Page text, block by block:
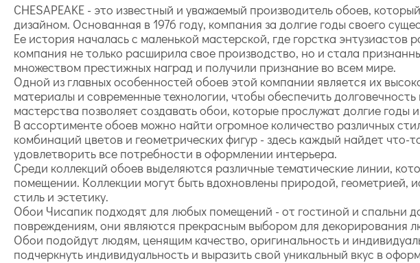
CHESAPEAKE - это известный и уважаемый производитель обоев,
дизайном. Основанная в 1976 году, компания за долгие годы своего
Ее история началась с маленькой мастерской, где горстка
компания не только расширила свое производство, но и стала
множеством престижных наград и получили признание во всем мире.
Одной из главных особенностей обоев этой компании является их
материалы и современные технологии, чтобы обеспечить
мастерства позволяет создавать обои, которые прослужат долгие годы
В ассортименте обоев можно найти огромное количество различных
комбинаций цветов и геометрических фигур - здесь каждый найдет
удовлетворить все потребности в оформлении интерьера.
Среди коллекций обоев выделяются различные тематические линии,
помещении. Коллекции могут быть вдохновлены природой,
стиль и эстетику.
Обои Чисапик подходят для любых помещений - от гостиной и спальни
повреждениям, они являются прекрасным выбором для декорирования
Обои подойдут людям, ценящим качество, оригинальность и
подчеркнуть индивидуальность и выразить свой уникальный вкус в